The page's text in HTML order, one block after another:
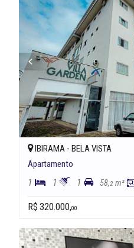
IBIRAMA - BELA VISTA
Apartamento
1 1 1 58,2 m²
R$ 320.000,00